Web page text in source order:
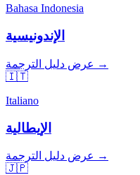
Bahasa Indonesia
الإندونيسية
عرض دليل الترجمة →
🇮🇹
Italiano
الإيطالية
عرض دليل الترجمة →
🇯🇵